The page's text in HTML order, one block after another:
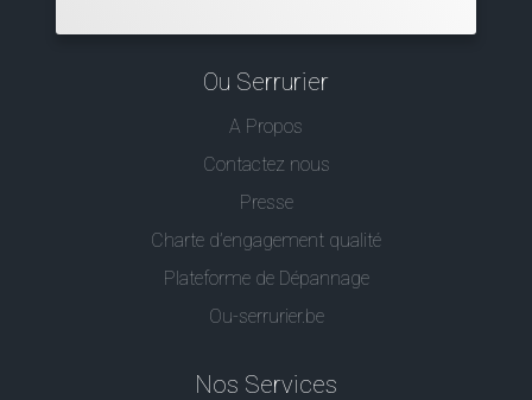
Ou Serrurier
A Propos
Contactez nous
Presse
Charte d’engagement qualité
Plateforme de Dépannage
Ou-serrurier.be
Nos Services